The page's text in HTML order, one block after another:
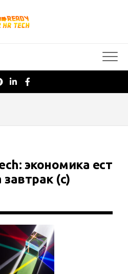
экономика ест
(с)